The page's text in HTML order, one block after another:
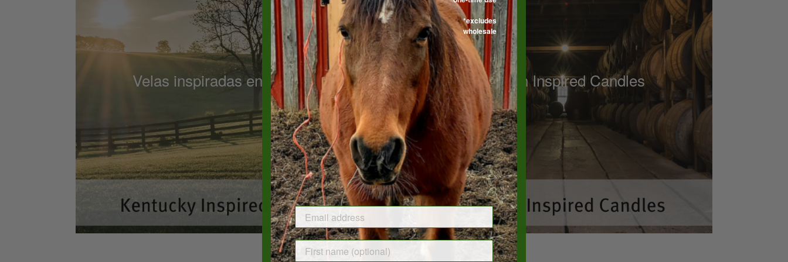
Velas inspiradas en Kentucky Bourbon Inspired Candles
*excludes
wholesale